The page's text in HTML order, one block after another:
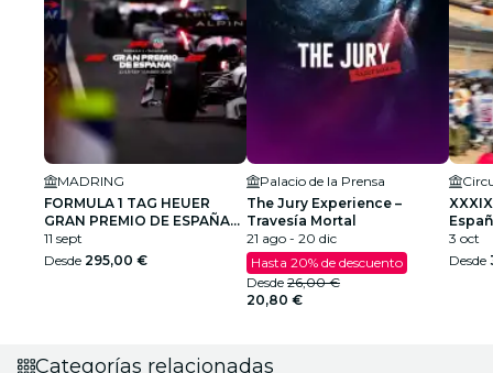
MADRING
FORMULA 1 TAG HEUER
GRAN PREMIO DE ESPAÑA
2026
11 sept
Desde 295,00 €
Palacio de la Prensa
The Jury Experience –
Travesía Mortal
21 ago - 20 dic
Hasta 20% de descuento
Desde 26,00 €
20,80 €
3 oct
Desde
Categorías relacionadas